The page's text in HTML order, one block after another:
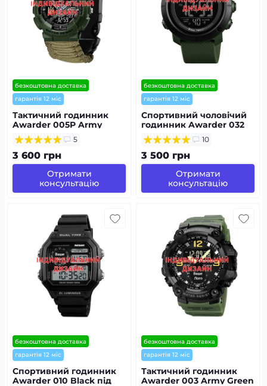
безкоштовна доставка
гарантія 12 міс
Тактичний годинник
Awarder 005P Army
Green AG з
Індивідуальним
дизайном,
водозахищений,
будильник, підсвітка
5
3 600 грн
Отримати
консультацію
безкоштовна доставка
гарантія 12 міс
Спортивний чоловічий
годинник Awarder 032
Army Green Black під
Індивідуальний дизайн,
водонепроникний
10
3 500 грн
Отримати
консультацію
безкоштовна доставка
гарантія 12 міс
Спортивний годинник
Awarder 010 Black під
безкоштовна доставка
гарантія 12 міс
Тактичний годинник
Awarder 003 Army Green